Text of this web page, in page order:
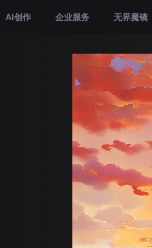
AI创作 企业服务 无界魔镜